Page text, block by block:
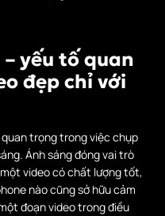
yếu tố quan
đẹp chỉ với
trọng trong việc chụp
Ánh sáng đóng vai trò
video có chất lượng tốt,
nào cũng sở hữu cảm
đoạn video trong điều